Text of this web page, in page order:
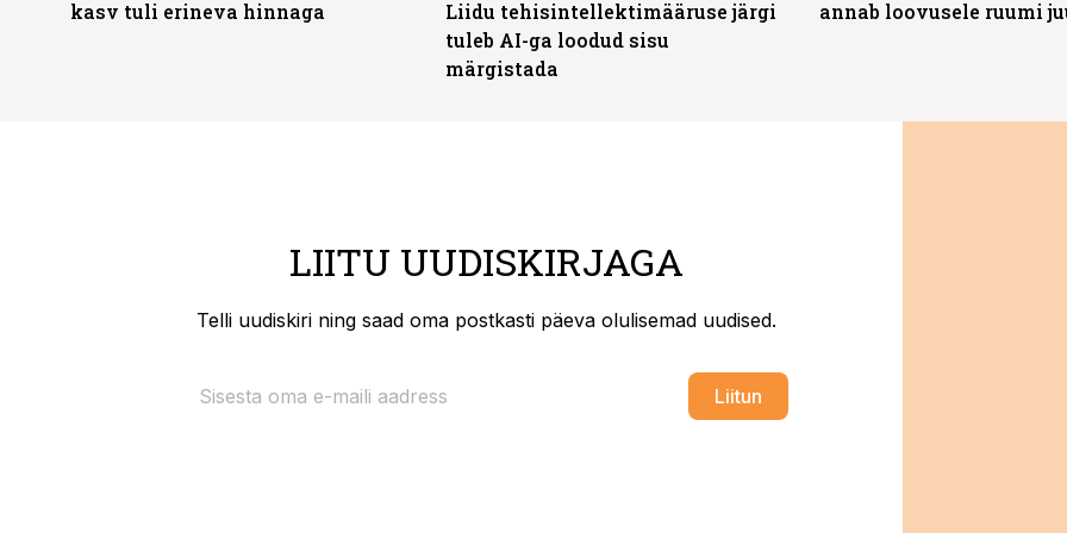
kasv tuli erineva hinnaga
Liidu tehisintellektimääruse järgi
tuleb AI-ga loodud sisu
märgistada
annab loovusele ruumi
LIITU UUDISKIRJAGA
Telli uudiskiri ning saad oma postkasti päeva olulisemad uudised.
Liitun